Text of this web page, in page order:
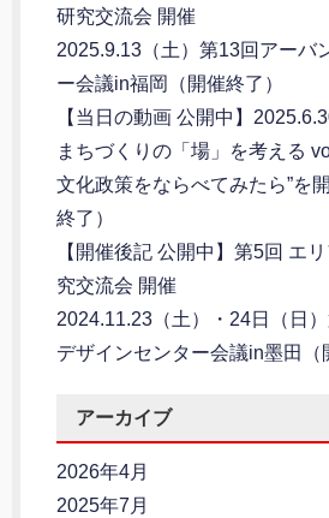
研究交流会 開催
2025.9.13（土）第13回アーバ
ー会議in福岡（開催終了）
【当日の動画 公開中】
まちづくりの「場」を考える
文化政策をならべてみたら”を
終了）
【開催後記 公開中】第5回 エ
究交流会 開催
2024.11.23（土）・24日（日
デザインセンター会議in墨田（
アーカイブ
2026年4月
2025年7月